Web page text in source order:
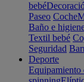
bebé
Paseo Coche
Baño e
Textil bebé
Seguridad
Deporte
Equipamiento